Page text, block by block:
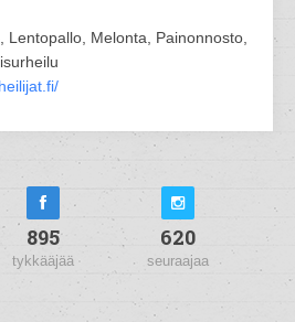
Lentopallo, Melonta, Painonnosto,
895
tykkääjää
620
seuraajaa